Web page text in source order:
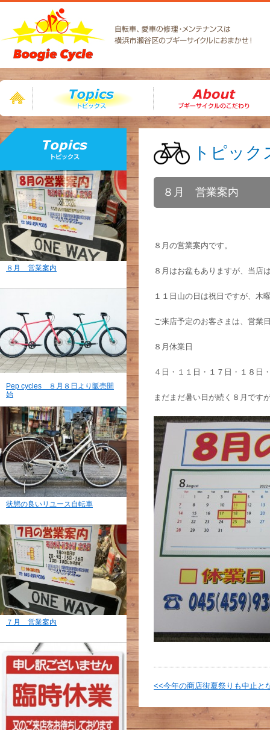
トピックス
８月 営業案内
Pep cycles ８月８日より販売開
始
状態の良いリユース自転車
７月 営業案内
トピック
８月 営業案内
８月の営業案内です。
８月はお盆もありますが、当店
１１日山の日は祝日ですが、木
ご来店予定のお客さまは、営業
８月休業日
４日・１１日・１７日・１８日
まだまだ暑い日が続く８月です
<<今年の商店街夏祭りも中止と